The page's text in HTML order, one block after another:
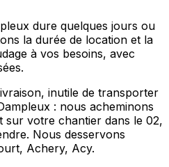
dure quelques jours ou
la durée de location et la
à vos besoins, avec
inutile de transporter
: nous acheminons
sur votre chantier dans le 02,
Nous desservons
Achery, Acy.